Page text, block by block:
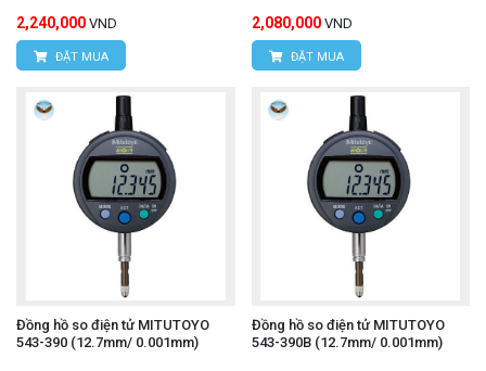
2,240,000 VND
ĐẶT MUA
2,080,000 VND
ĐẶT MUA
Đồng hồ so điện tử MITUTOYO
543-390 (12.7mm/ 0.001mm)
Đồng hồ so điện tử MITUTOYO
543-390B (12.7mm/ 0.001mm)